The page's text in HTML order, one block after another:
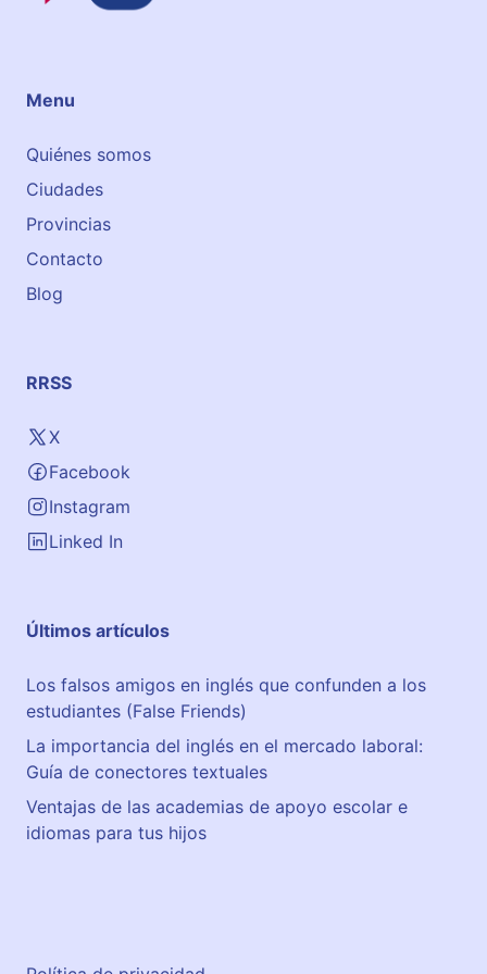
Menu
Quiénes somos
Ciudades
Provincias
Contacto
Blog
RRSS
X
Facebook
Instagram
Linked In
Últimos artículos
Los falsos amigos en inglés que confunden a los
estudiantes (False Friends)
La importancia del inglés en el mercado laboral:
Guía de conectores textuales
Ventajas de las academias de apoyo escolar e
idiomas para tus hijos